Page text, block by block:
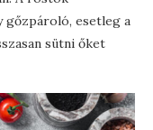
gőzpároló, esetleg a
sütni őket